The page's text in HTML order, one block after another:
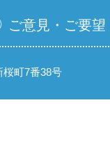
ご意見・ご要望
町7番38号